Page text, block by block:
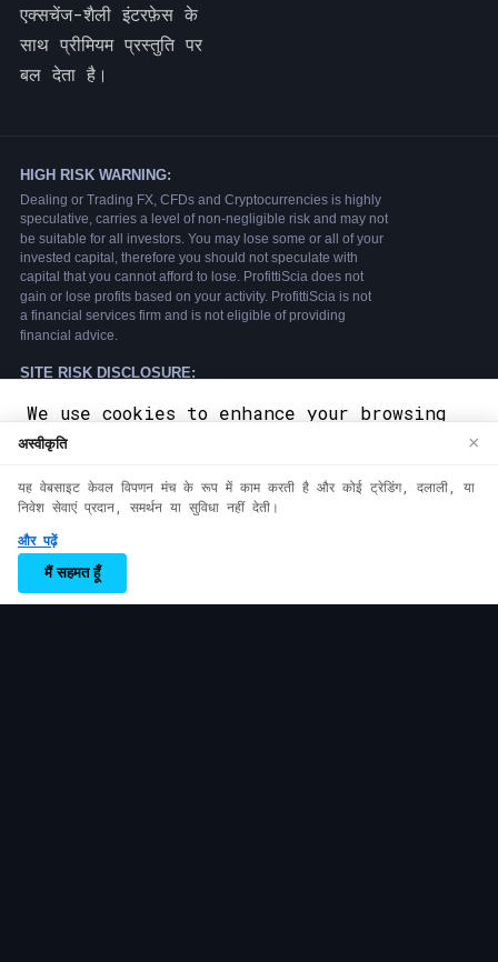
एक्सचेंज-शैली इंटरफ़ेस के
साथ प्रीमियम प्रस्तुति पर
बल देता है।
We use cookies to enhance your browsing
experience. By continuing to use our
See ourCookie Policyfor more
information.
Accept
अस्वीकृति ×
यह वेबसाइट केवल विपणन मंच के रूप में काम करती है और कोई ट्रेडिंग, दलाली, या
निवेश सेवाएं प्रदान, समर्थन या सुविधा नहीं देती।
और पढ़ें
मैं सहमत हूँ